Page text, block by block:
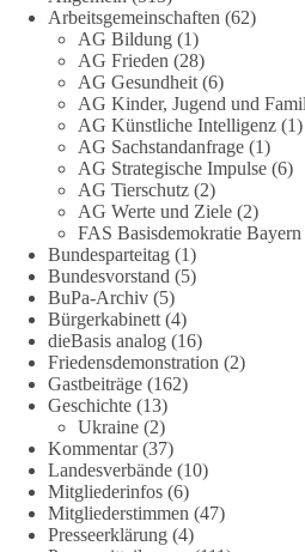
Die Energiewende ist bisher kein
ineffizientes Unterfangen. Dies belegt
NZZ, wonach die Energiewende den
sondern teurer gemacht hat.
Quelle:
https://www.nzz.ch/der-
energiewende-warum-deutschland-
wind-und-sonnenkraft-weniger-strom-
🟩🟩🟦🟦🟥🟥🟧🟧
„Wir brauchen dringend
eine ideologiefreie Diskussion“, meint
Bestatter.
Wie siehst du das?
🤝 Jetzt Politik für die Menschen
https://diebasis.de/mitgliedschaft/
#dieBasis #energiewende #strompreise
Arbeitsgemeinschaften (62)
AG Bildung (1)
AG Frieden (28)
AG Gesundheit (6)
AG Kinder, Jugend und
AG Künstliche Intelligenz (1)
AG Sachstandanfrage (1)
AG Strategische Impulse (6)
AG Tierschutz (2)
AG Werte und Ziele (2)
FAS Basisdemokratie Bayern
Bundesparteitag (1)
Bundesvorstand (5)
BuPa-Archiv (5)
Bürgerkabinett (4)
dieBasis analog (16)
Friedensdemonstration (2)
Gastbeiträge (162)
Geschichte (13)
Ukraine (2)
Kommentar(37)
Landesverbände (10)
Mitgliederinfos (6)
Mitgliederstimmen (47)
Presseerklärung (4)